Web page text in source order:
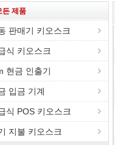
든 제품
판매기 키오스크
식 키오스크
현금 인출기
입금 기계
식 POS 키오스크
지불 키오스크